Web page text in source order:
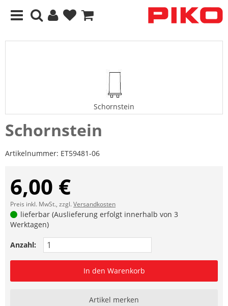
Schornstein
Schornstein
Artikelnummer: ET59481-06
6,00 €
Preis inkl. MwSt., zzgl.Versandkosten
lieferbar (Auslieferung erfolgt innerhalb von 3
Werktagen)
Anzahl:
In den Warenkorb
Artikel merken